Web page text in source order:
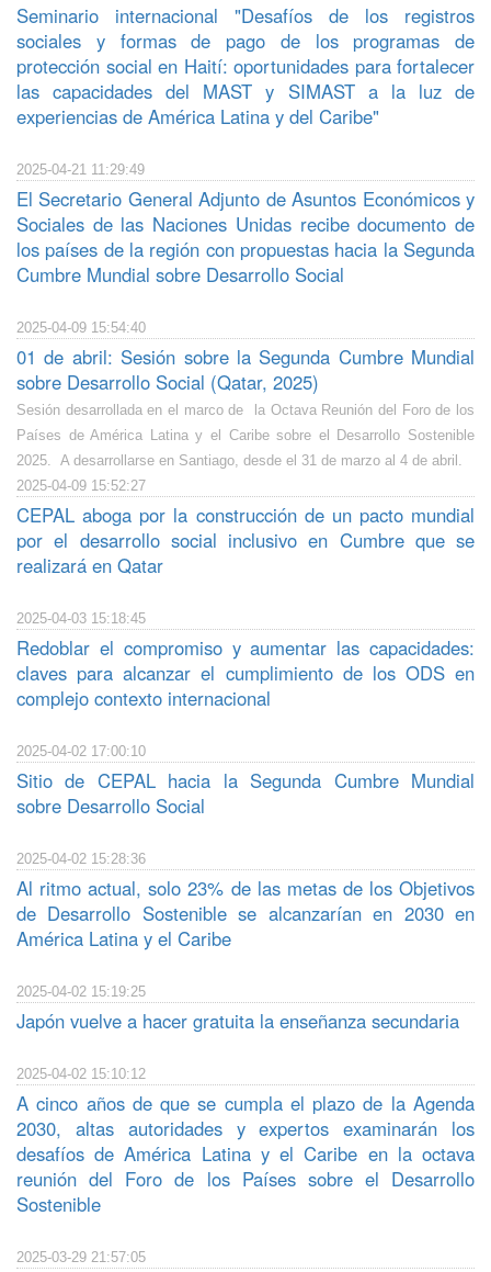
Seminario internacional "Desafíos de los registros
sociales y formas de pago de los programas de
protección social en Haití: oportunidades para fortalecer
las capacidades del MAST y SIMAST a la luz de
experiencias de América Latina y del Caribe"
2025-04-21 11:29:49
El Secretario General Adjunto de Asuntos Económicos y
Sociales de las Naciones Unidas recibe documento de
los países de la región con propuestas hacia la Segunda
Cumbre Mundial sobre Desarrollo Social
2025-04-09 15:54:40
01 de abril: Sesión sobre la Segunda Cumbre Mundial
sobre Desarrollo Social (Qatar, 2025)
Sesión desarrollada en el marco de la Octava Reunión del Foro de los
Países de América Latina y el Caribe sobre el Desarrollo Sostenible
2025. A desarrollarse en Santiago, desde el 31 de marzo al 4 de abril.
2025-04-09 15:52:27
CEPAL aboga por la construcción de un pacto mundial
por el desarrollo social inclusivo en Cumbre que se
realizará en Qatar
2025-04-03 15:18:45
Redoblar el compromiso y aumentar las capacidades:
claves para alcanzar el cumplimiento de los ODS en
complejo contexto internacional
2025-04-02 17:00:10
Sitio de CEPAL hacia la Segunda Cumbre Mundial
sobre Desarrollo Social
2025-04-02 15:28:36
Al ritmo actual, solo 23% de las metas de los Objetivos
de Desarrollo Sostenible se alcanzarían en 2030 en
América Latina y el Caribe
2025-04-02 15:19:25
Japón vuelve a hacer gratuita la enseñanza secundaria
2025-04-02 15:10:12
A cinco años de que se cumpla el plazo de la Agenda
2030, altas autoridades y expertos examinarán los
desafíos de América Latina y el Caribe en la octava
reunión del Foro de los Países sobre el Desarrollo
Sostenible
2025-03-29 21:57:05